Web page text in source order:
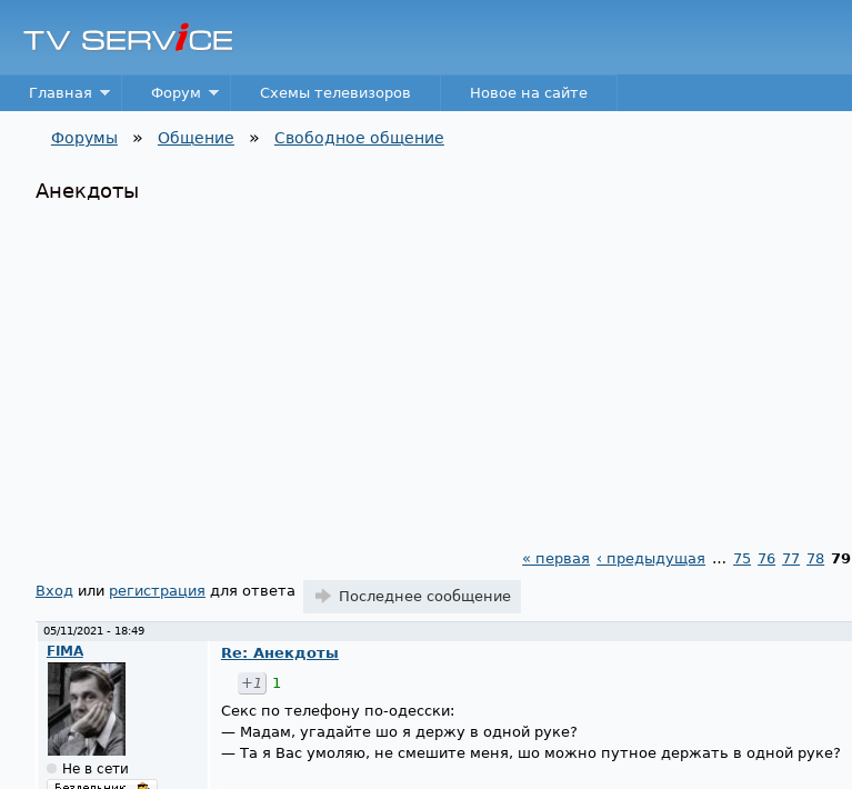
TV
Service
Main menu
Главная Форум Схемы телевизоров Новое на сайте
Форумы » Общение » Свободное общение
Анекдоты
Страницы
« первая ‹ предыдущая … 75 76 77 78 79
Входили регистрация для ответа Последнее сообщение
05/11/2021 - 18:49
FIMA
Не в сети
Re: Анекдоты
+1
1
Секс по телефону по-одесски:
— Мадам, угадайте шо я держу в одной руке?
— Та я Вас умоляю, не смешите меня, шо можно путное держать в одной руке?